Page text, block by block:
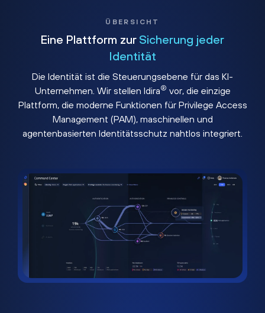
ÜBERSICHT
Eine Plattform zur Sicherung jeder
Identität
Die Identität ist die Steuerungsebene für das KI-
Unternehmen. Wir stellen Idira® vor, die einzige
Plattform, die moderne Funktionen für Privilege Access
Management (PAM), maschinellen und
agentenbasierten Identitätsschutz nahtlos integriert.